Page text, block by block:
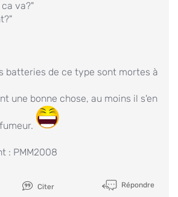
va?"
batteries de ce type sont mortes à
une bonne chose, au moins il s'en
: PMM2008
Citer Répondre